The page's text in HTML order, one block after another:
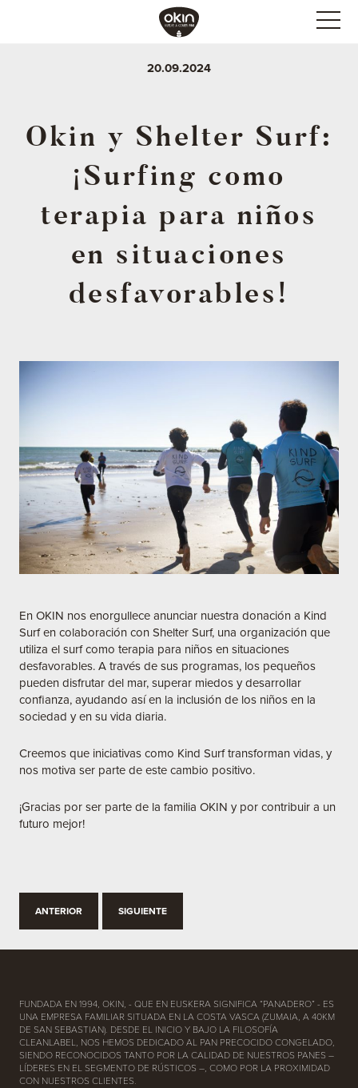
20.09.2024
Okin y Shelter Surf:
¡Surfing como
terapia para niños
en situaciones
desfavorables!
En OKIN nos enorgullece anunciar nuestra donación a Kind
Surf en colaboración con Shelter Surf, una organización que
utiliza el surf como terapia para niños en situaciones
desfavorables. A través de sus programas, los pequeños
pueden disfrutar del mar, superar miedos y desarrollar
confianza, ayudando así en la inclusión de los niños en la
sociedad y en su vida diaria.
Creemos que iniciativas como Kind Surf transforman vidas, y
nos motiva ser parte de este cambio positivo.
¡Gracias por ser parte de la familia OKIN y por contribuir a un
futuro mejor!
ANTERIOR SIGUIENTE
FUNDADA EN 1994, OKIN, - QUE EN EUSKERA SIGNIFICA “PANADERO” - ES
UNA EMPRESA FAMILIAR SITUADA EN LA COSTA VASCA (ZUMAIA, A 40KM
DE SAN SEBASTIAN). DESDE EL INICIO Y BAJO LA FILOSOFÍA
CLEANLABEL, NOS HEMOS DEDICADO AL PAN PRECOCIDO CONGELADO,
SIENDO RECONOCIDOS TANTO POR LA CALIDAD DE NUESTROS PANES –
LÍDERES EN EL SEGMENTO DE RÚSTICOS –, COMO POR LA PROXIMIDAD
CON NUESTROS CLIENTES.